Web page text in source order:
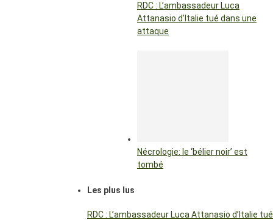
RDC : L’ambassadeur Luca
Attanasio d’Italie tué dans une
attaque
Nécrologie: le ‘bélier noir’ est
tombé
Les plus lus
RDC : L’ambassadeur Luca Attanasio d’Italie tué